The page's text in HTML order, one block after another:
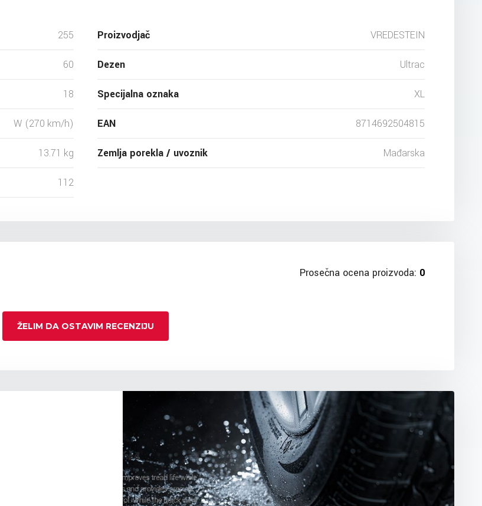
255
60
18
W (270 km/h)
13.71 kg
112
Proizvodjač VREDESTEIN
Dezen Ultrac
Specijalna oznaka XL
EAN 8714692504815
Zemlja porekla / uvoznik Mađarska
Prosečna ocena proizvoda: 0
ŽELIM DA OSTAVIM RECENZIJU